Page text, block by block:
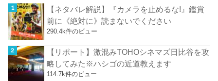
【ネタバレ解説】『カメラを止めるな!』鑑賞
前に《絶対に》読まないでください
290.4k件のビュー
【リポート】激混みTOHOシネマズ日比谷を攻
略してみた※ハシゴの近道教えます
114.7k件のビュー